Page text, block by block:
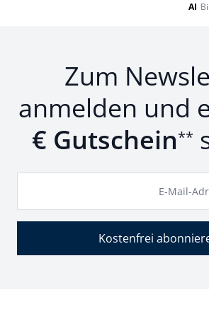
AI
Zum
anmelden und
€ Gutschein**
E-Mail-
Kostenfrei